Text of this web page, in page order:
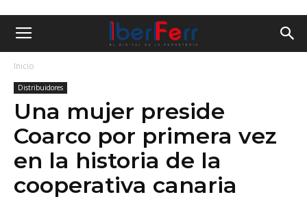
Inicio
Distribuidores
Una mujer preside
Coarco por primera vez
en la historia de la
cooperativa canaria